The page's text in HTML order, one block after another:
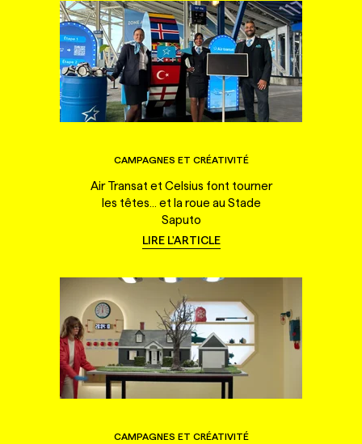
CAMPAGNES ET CRÉATIVITÉ
Air Transat et Celsius font tourner
les têtes... et la roue au Stade
Saputo
LIRE L'ARTICLE
CAMPAGNES ET CRÉATIVITÉ